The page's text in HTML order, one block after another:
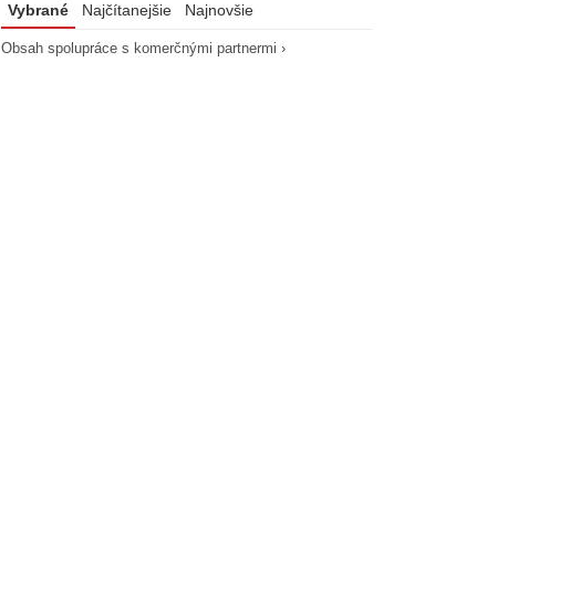
Vybrané Najčítanejšie Najnovšie
Obsah spolupráce s komerčnými partnermi ›